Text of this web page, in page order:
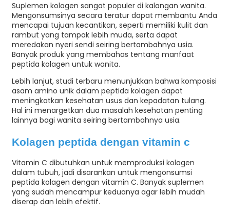
Suplemen kolagen sangat populer di kalangan wanita.
Mengonsumsinya secara teratur dapat membantu Anda
mencapai tujuan kecantikan, seperti memiliki kulit dan
rambut yang tampak lebih muda, serta dapat
meredakan nyeri sendi seiring bertambahnya usia.
Banyak produk yang membahas tentang manfaat
peptida kolagen untuk wanita.
Lebih lanjut, studi terbaru menunjukkan bahwa komposisi
asam amino unik dalam peptida kolagen dapat
meningkatkan kesehatan usus dan kepadatan tulang.
Hal ini menargetkan dua masalah kesehatan penting
lainnya bagi wanita seiring bertambahnya usia.
Kolagen peptida dengan vitamin c
Vitamin C dibutuhkan untuk memproduksi kolagen
dalam tubuh, jadi disarankan untuk mengonsumsi
peptida kolagen dengan vitamin C. Banyak suplemen
yang sudah mencampur keduanya agar lebih mudah
diserap dan lebih efektif.